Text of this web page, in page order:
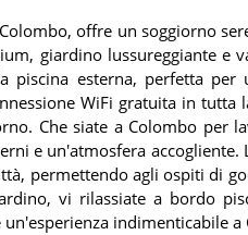
offre un soggiorno
giardino lussureggiante e
piscina esterna, perfetta
WiFi gratuita in tutta
Che siate a Colombo per
e un'atmosfera
permettendo agli ospiti di
vi rilassiate a bordo
indimenticabile a